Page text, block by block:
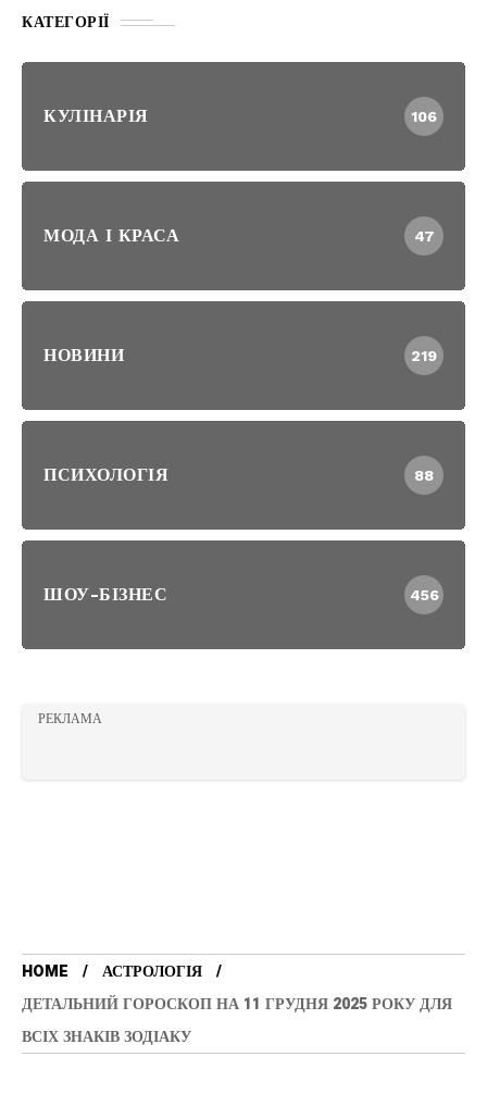
КАТЕГОРІЇ
КУЛІНАРІЯ 106
МОДА І КРАСА 47
НОВИНИ 219
ПСИХОЛОГІЯ 88
ШОУ-БІЗНЕС 456
РЕКЛАМА
HOME
АСТРОЛОГІЯ
ДЕТАЛЬНИЙ ГОРОСКОП НА 11 ГРУДНЯ 2025 РОКУ ДЛЯ
ВСІХ ЗНАКІВ ЗОДІАКУ